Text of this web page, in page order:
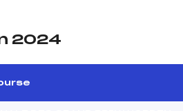
2024